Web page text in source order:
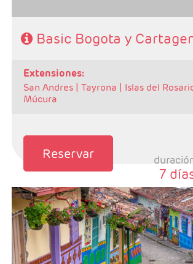
Basic Bogota y
extensiones:
San Andres | Tayrona | Islas del
Múcura
Reservar
7
- Salidas: Diarias
- Ruta: 2 noches Bogotá y 2 noches
(ampliables)
- Categoría hotelera: Libre elección
- Régimen: Alojamiento y Desayuno